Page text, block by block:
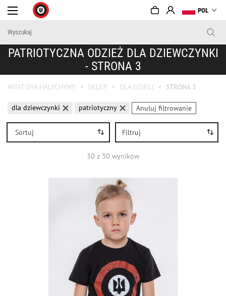
POL
PATRIOTYCZNA ODZIEŻ DLA DZIEWCZYNKI
- STRONA 3
AVIATSIYA HALYCHYNY SKLEP DLA DZIECI STRONA 3
Filtruj
Sortuj
dla dziewczynki patriotyczny Anuluj filtrowanie
30 z 30 wyników